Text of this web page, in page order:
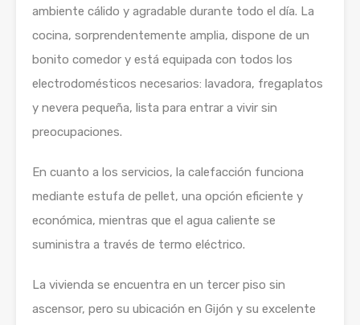
ambiente cálido y agradable durante todo el día. La
cocina, sorprendentemente amplia, dispone de un
bonito comedor y está equipada con todos los
electrodomésticos necesarios: lavadora, fregaplatos
y nevera pequeña, lista para entrar a vivir sin
preocupaciones.
En cuanto a los servicios, la calefacción funciona
mediante estufa de pellet, una opción eficiente y
económica, mientras que el agua caliente se
suministra a través de termo eléctrico.
La vivienda se encuentra en un tercer piso sin
ascensor, pero su ubicación en Gijón y su excelente